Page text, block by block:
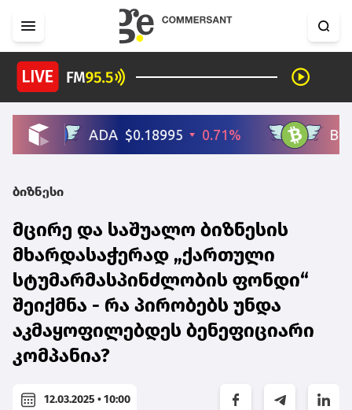
ბიზნესი
მცირე და საშუალო ბიზნესის
მხარდასაჭერად „ქართული
სტუმარმასპინძლობის ფონდი“
შეიქმნა - რა პირობებს უნდა
აკმაყოფილებდეს ბენეფიციარი
კომპანია?
12.03.2025 • 10:00